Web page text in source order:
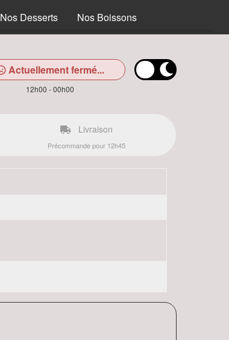
Nos Desserts Nos Boissons
Actuellement fermé...
12h00 - 00h00
Livraison
Précommande pour 12h45